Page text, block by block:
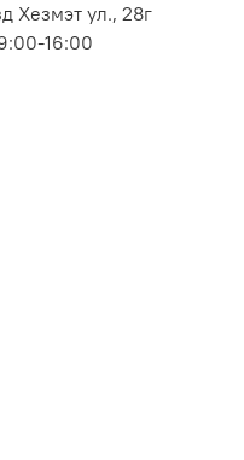
Хезмэт ул., 28г
16:00